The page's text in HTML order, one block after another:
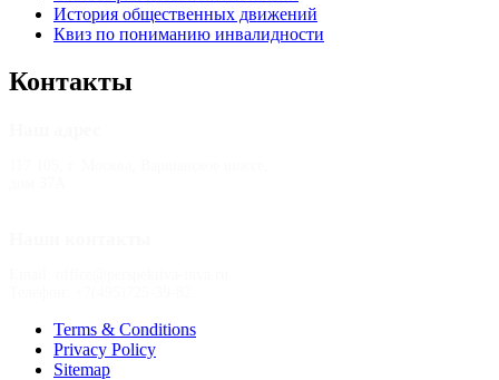
История общественных движений
Квиз по пониманию инвалидности
Контакты
Terms & Conditions
Privacy Policy
Sitemap